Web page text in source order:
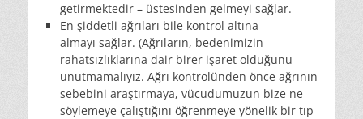
getirmektedir – üstesinden gelmeyi sağlar.
En şiddetli ağrıları bile kontrol altına
almayı sağlar. (Ağrıların, bedenimizin
rahatsızlıklarına dair birer işaret olduğunu
unutmamalıyız. Ağrı kontrolünden önce ağrının
sebebini araştırmaya, vücudumuzun bize ne
söylemeye çalıştığını öğrenmeye yönelik bir tıp